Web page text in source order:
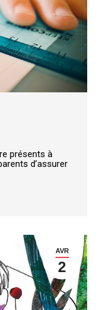
présents à
d’assurer
AVR
2